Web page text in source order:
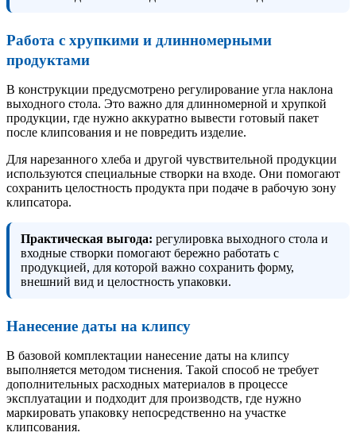
Работа с хрупкими и длинномерными
продуктами
В конструкции предусмотрено регулирование угла наклона
выходного стола. Это важно для длинномерной и хрупкой
продукции, где нужно аккуратно вывести готовый пакет
после клипсования и не повредить изделие.
Для нарезанного хлеба и другой чувствительной продукции
используются специальные створки на входе. Они помогают
сохранить целостность продукта при подаче в рабочую зону
клипсатора.
Практическая выгода: регулировка выходного стола и
входные створки помогают бережно работать с
продукцией, для которой важно сохранить форму,
внешний вид и целостность упаковки.
Нанесение даты на клипсу
В базовой комплектации нанесение даты на клипсу
выполняется методом тиснения. Такой способ не требует
дополнительных расходных материалов в процессе
эксплуатации и подходит для производств, где нужно
маркировать упаковку непосредственно на участке
клипсования.